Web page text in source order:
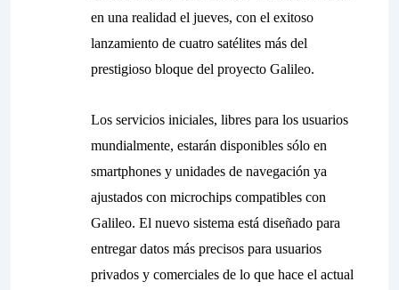
en una realidad el jueves, con el exitoso
lanzamiento de cuatro satélites más del
prestigioso bloque del proyecto Galileo.
Los servicios iniciales, libres para los usuarios
mundialmente, estarán disponibles sólo en
smartphones y unidades de navegación ya
ajustados con microchips compatibles con
Galileo. El nuevo sistema está diseñado para
entregar datos más precisos para usuarios
privados y comerciales de lo que hace el actual